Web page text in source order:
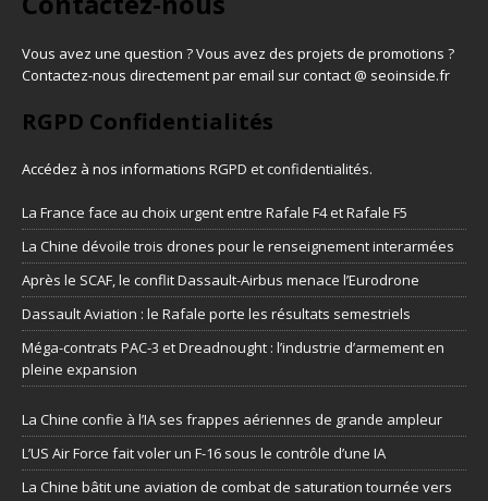
Vous avez une question ? Vous avez des projets de promotions ?
Contactez-nous directement par email sur contact @ seoinside.fr
RGPD Confidentialités
Accédez à nos informations RGPD et confidentialités.
La France face au choix urgent entre Rafale F4 et Rafale F5
La Chine dévoile trois drones pour le renseignement interarmées
Après le SCAF, le conflit Dassault-Airbus menace l’Eurodrone
Dassault Aviation : le Rafale porte les résultats semestriels
Méga-contrats PAC-3 et Dreadnought : l’industrie d’armement en
pleine expansion
La Chine confie à l’IA ses frappes aériennes de grande ampleur
L’US Air Force fait voler un F-16 sous le contrôle d’une IA
La Chine bâtit une aviation de combat de saturation tournée vers